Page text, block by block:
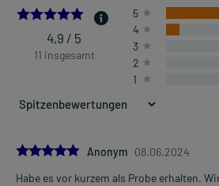
4.909090909090909
4,9 / 5
11 insgesamt
5
4
3
2
1
5.0Anonym 08.06.2024
Habe es vor kurzem als Probe erhalten.